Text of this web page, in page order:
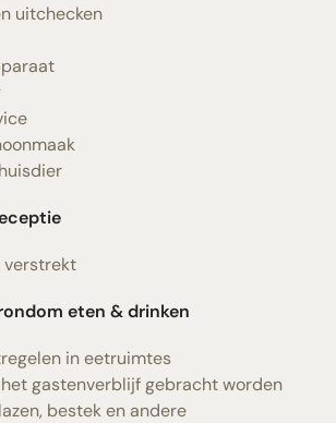
uitchecken
verstrekt
eten & drinken
in eetruimtes
gastenverblijf gebracht worden
bestek en andere